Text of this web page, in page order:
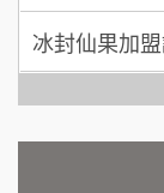
呂 先生/小
加盟預算
顏 先生/小
Ramble Café
微風亭鐵板
潮味決-湯滷
鮮茶道加盟